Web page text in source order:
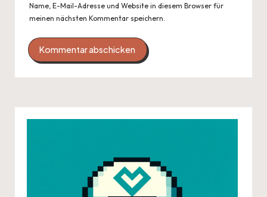
Name, E-Mail-Adresse und Website in diesem Browser für
meinen nächsten Kommentar speichern.